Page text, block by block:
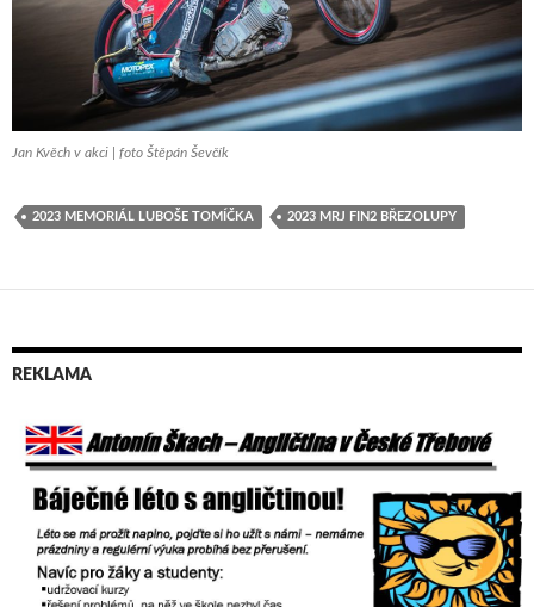
Jan Kvěch v akci | foto Štěpán Ševčík
2023 MEMORIÁL LUBOŠE TOMÍČKA 2023 MRJ FIN2 BŘEZOLUPY
REKLAMA